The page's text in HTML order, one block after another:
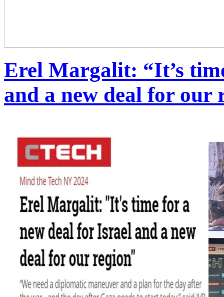
Erel Margalit: “It’s
and a new deal for our